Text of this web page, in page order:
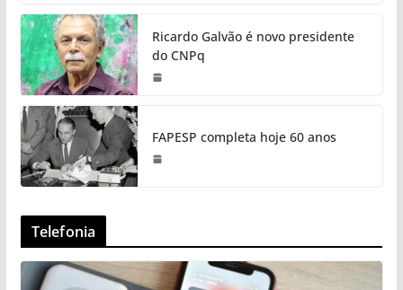
Ricardo Galvão é novo presidente
do CNPq
FAPESP completa hoje 60 anos
Telefonia